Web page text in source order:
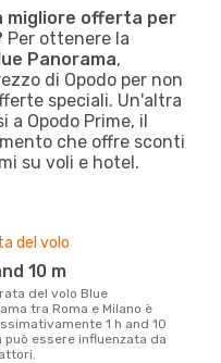
migliore offerta per
Per ottenere la
Panorama,
di Opodo per non
speciali. Un'altra
a Opodo Prime, il
che offre sconti
su voli e hotel.
del volo
10 m
tra Roma e Milano è
1 h and 10
può essere influenzata da